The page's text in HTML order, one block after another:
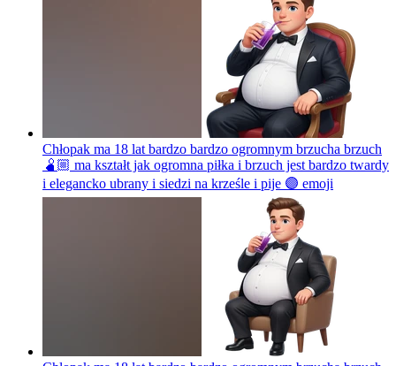
Chłopak ma 18 lat bardzo bardzo ogromnym brzucha brzuch
🫄🏼 ma kształt jak ogromna piłka i brzuch jest bardzo twardy
i elegancko ubrany i siedzi na krześle i pije 🟣 emoji